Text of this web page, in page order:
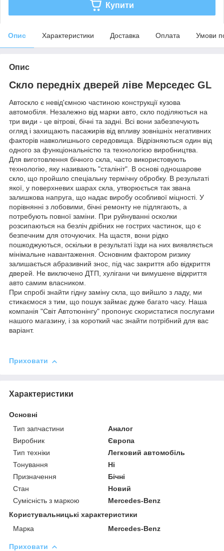
Купити
Опис Характеристики Доставка Оплата Умови
Опис
Скло передніх дверей ліве Мерседес GL
Автоскло є невід'ємною частиною конструкції кузова
автомобіля. Незалежно від марки авто, скло поділяються на
три види - це вітрові, бічні та задні. Всі вони забезпечують
огляд і захищають пасажирів від впливу зовнішніх негативних
факторів навколишнього середовища. Відрізняються один від
одного за функціональністю та технологією виробництва.
Для виготовлення бічного скла, часто використовують
технологію, яку називають "сталініт". В основі одношарове
скло, що пройшло спеціальну термічну обробку. В результаті
якої, у поверхневих шарах скла, утворюється так звана
залишкова напруга, що надає виробу особливої міцності. У
порівнянні з лобовими, бічні ремонту не підлягають, а
потребують повної заміни. При руйнуванні осколки
розсипаються на безліч дрібних не гострих частинок, що є
безпечним для оточуючих. На щастя, вони рідко
пошкоджуються, оскільки в результаті їзди на них виявляється
мінімальне навантаження. Основним фактором ризику
залишається абразивний знос, під час закриття або відкриття
дверей. Не виключено ДТП, хулігани чи вимушене відкриття
авто самим власником.
При спробі знайти гідну заміну скла, що вийшло з ладу, ми
стикаємося з тим, що пошук займає дуже багато часу. Наша
компанія "Світ Автотюнінгу" пропонує скористатися послугами
нашого магазину, і за короткий час знайти потрібний для вас
варіант.
Приховати
Характеристики
Основні
Тип запчастини
Аналог
Виробник
Європа
Тип техніки
Легковий автомобіль
Тонування
Ні
Призначення
Бічні
Стан
Новий
Сумісність з маркою
Mercedes-Benz
Користувальницькі характеристики
Марка
Mercedes-Benz
Приховати